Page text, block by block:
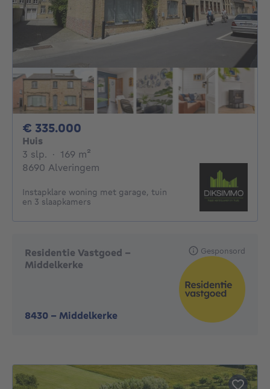
€ 335.000
Huis
3 slp. 3 slaapkamers
· 169 m²
8690 Alveringem
Instapklare woning met garage, tuin
en 3 slaapkamers
Residentie Vastgoed -
Middelkerke
8430 - Middelkerke
Gesponsord